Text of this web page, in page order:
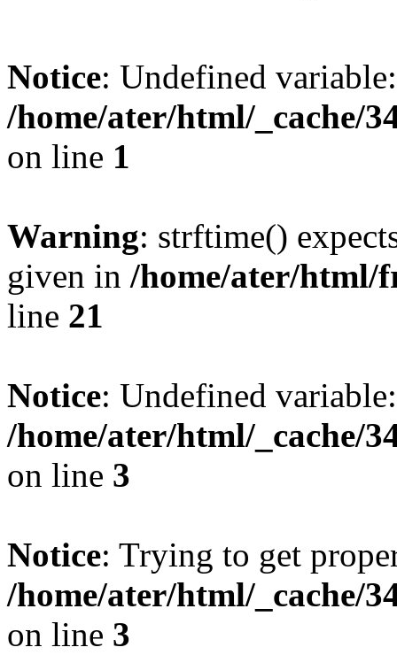
Notice: Undefined
/home/ater/html/_cache/
on line 1
Warning: strftime()
given in /home/ater/html/
line 21
Notice: Undefined
/home/ater/html/_cache/
on line 3
Notice: Trying to get
/home/ater/html/_cache/
on line 3